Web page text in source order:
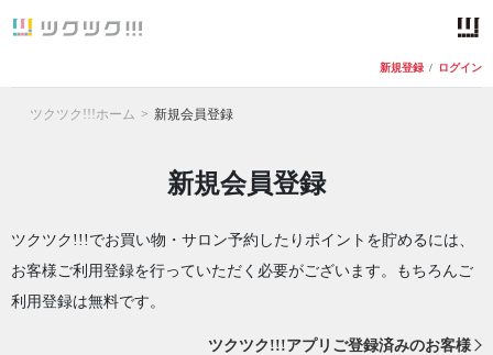
新規登録 / ログイン
ツクツク!!!ホーム 新規会員登録
新規会員登録
ツクツク!!!でお買い物・サロン予約したりポイントを貯めるには、
お客様ご利用登録を行っていただく必要がございます。もちろんご
利用登録は無料です。
ツクツク!!!アプリご登録済みのお客様